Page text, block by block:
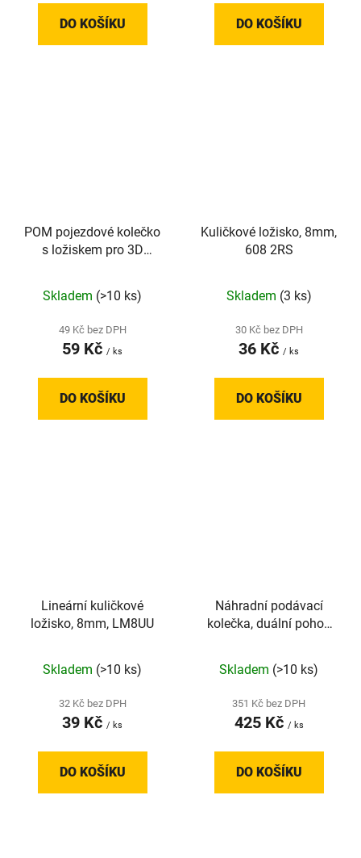
DO KOŠÍKU DO KOŠÍKU
POM pojezdové kolečko
s ložiskem pro 3D
Skladem (>10 ks)
49 Kč bez DPH
59 Kč / ks
DO KOŠÍKU
Kuličkové ložisko, 8mm,
608 2RS
Skladem (3 ks)
30 Kč bez DPH
36 Kč / ks
DO KOŠÍKU
Lineární kuličkové
ložisko, 8mm, LM8UU
Skladem (>10 ks)
32 Kč bez DPH
39 Kč / ks
DO KOŠÍKU
Náhradní podávací
kolečka, duální pohon
mm
Skladem (>10 ks)
351 Kč bez DPH
425 Kč / ks
DO KOŠÍKU